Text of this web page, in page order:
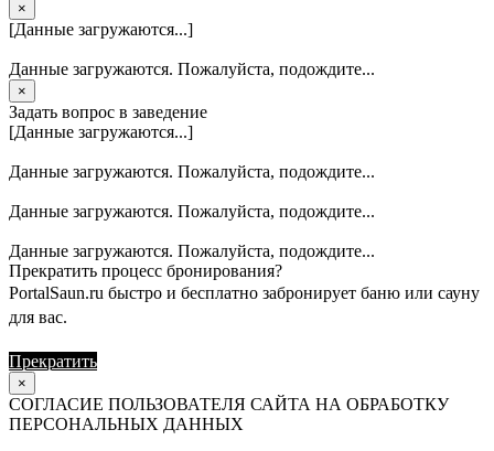
×
[Данные загружаются...]
Данные загружаются. Пожалуйста, подождите...
×
Задать вопрос в заведение
[Данные загружаются...]
Данные загружаются. Пожалуйста, подождите...
Данные загружаются. Пожалуйста, подождите...
Данные загружаются. Пожалуйста, подождите...
Прекратить процесс бронирования?
PortalSaun.ru быстро и бесплатно забронирует баню или сауну
для вас.
Прекратить
×
СОГЛАСИЕ ПОЛЬЗОВАТЕЛЯ САЙТА НА ОБРАБОТКУ
ПЕРСОНАЛЬНЫХ ДАННЫХ